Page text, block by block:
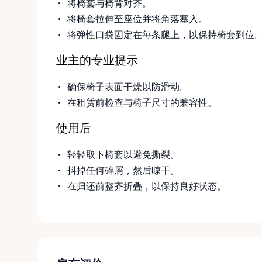
将椅套与椅背对齐。
将椅套拉伸至座位并将角落塞入。
将弹性口袋固定在每条腿上，以保持椅套到位
业主的专业提示
确保椅子表面干燥以防滑动。
在租赁前检查与椅子尺寸的兼容性。
使用后
轻轻取下椅套以避免撕裂。
抖掉任何碎屑，然后晾干。
在归还前整齐折叠，以保持良好状态。